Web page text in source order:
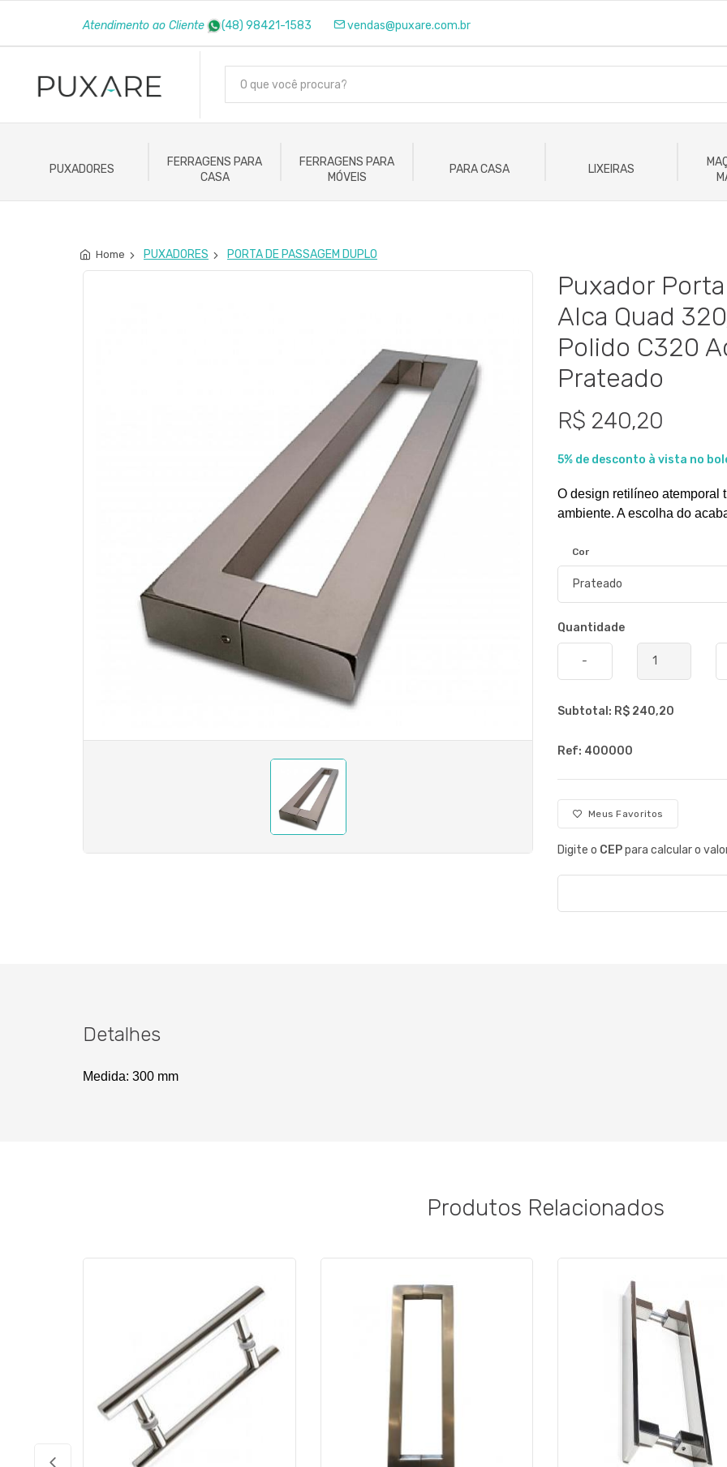
Atendimento ao Cliente (48) 98421-1583 vendas@puxare.com.br
PUXADORES
FERRAGENS PARA
CASA
FERRAGENS PARA
MÓVEIS
PARA CASA LIXEIRAS
Home PUXADORES PORTA DE PASSAGEM DUPLO
Puxador
Alca Quad
Polido C320
Prateado
R$ 240,20
5% de desconto à vista no
O design retilíneo atemporal
ambiente. A escolha do
Cor
Quantidade
-
Subtotal: R$ 240,20
Ref: 400000
Meus Favoritos
Digite o CEPpara calcular o
Detalhes
Medida: 300 mm
Produtos Relacionados